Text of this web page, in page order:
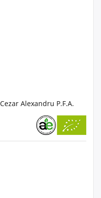
Alexandru P.F.A.